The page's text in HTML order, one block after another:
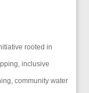
rooted in
inclusive
community water